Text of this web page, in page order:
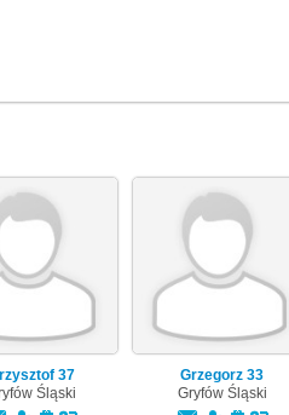
37
Śląski
Grzegorz 33
Gryfów Śląski